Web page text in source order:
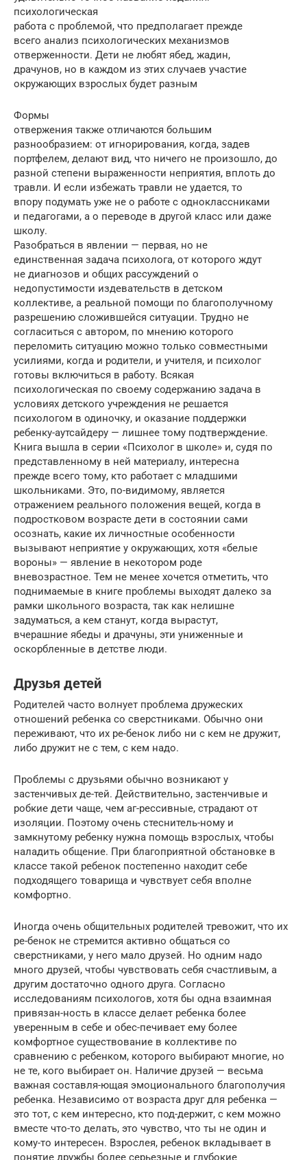
психологическая
работа с проблемой, что предполагает прежде
всего анализ психологических механизмов
отверженности. Дети не любят ябед, жадин,
драчунов, но в каждом из этих случаев участие
окружающих взрослых будет разным
Формы
отвержения также отличаются большим
разнообразием: от игнорирования, когда, задев
портфелем, делают вид, что ничего не произошло, до
разной степени выраженности неприятия, вплоть до
травли. И если избежать травли не удается, то
впору подумать уже не о работе с одноклассниками
и педагогами, а о переводе в другой класс или даже
школу.
Разобраться в явлении — первая, но не
единственная задача психолога, от которого ждут
не диагнозов и общих рассуждений о
недопустимости издевательств в детском
коллективе, а реальной помощи по благополучному
разрешению сложившейся ситуации. Трудно не
согласиться с автором, по мнению которого
переломить ситуацию можно только совместными
усилиями, когда и родители, и учителя, и психолог
готовы включиться в работу. Всякая
психологическая по своему содержанию задача в
условиях детского учреждения не решается
психологом в одиночку, и оказание поддержки
ребенку-аутсайдеру — лишнее тому подтверждение.
Книга вышла в серии «Психолог в школе» и, судя по
представленному в ней материалу, интересна
прежде всего тому, кто работает с младшими
школьниками. Это, по-видимому, является
отражением реального положения вещей, когда в
подростковом возрасте дети в состоянии сами
осознать, какие их личностные особенности
вызывают неприятие у окружающих, хотя «белые
вороны» — явление в некотором роде
вневозрастное. Тем не менее хочется отметить, что
поднимаемые в книге проблемы выходят далеко за
рамки школьного возраста, так как нелишне
задуматься, а кем станут, когда вырастут,
вчерашние ябеды и драчуны, эти униженные и
оскорбленные в детстве люди.
Друзья детей
Родителей часто волнует проблема дружеских
отношений ребенка со сверстниками. Обычно они
переживают, что их ре-бенок либо ни с кем не дружит,
либо дружит не с тем, с кем надо.
Проблемы с друзьями обычно возникают у
застенчивых де-тей. Действительно, застенчивые и
робкие дети чаще, чем аг-рессивные, страдают от
изоляции. Поэтому очень стеснитель-ному и
замкнутому ребенку нужна помощь взрослых, чтобы
наладить общение. При благоприятной обстановке в
классе такой ребенок постепенно находит себе
подходящего товарища и чувствует себя вполне
комфортно.
Иногда очень общительных родителей тревожит, что их
ре-бенок не стремится активно общаться со
сверстниками, у него мало друзей. Но одним надо
много друзей, чтобы чувствовать себя счастливым, а
другим достаточно одного друга. Согласно
исследованиям психологов, хотя бы одна взаимная
привязан-ность в классе делает ребенка более
уверенным в себе и обес-печивает ему более
комфортное существование в коллективе по
сравнению с ребенком, которого выбирают многие, но
не те, кого выбирает он. Наличие друзей — весьма
важная составля-ющая эмоционального благополучия
ребенка. Независимо от возраста друг для ребенка —
это тот, с кем интересно, кто под-держит, с кем можно
вместе что-то делать, это чувство, что ты не один и
кому-то интересен. Взрослея, ребенок вкладывает в
понятие дружбы более серьезные и глубокие